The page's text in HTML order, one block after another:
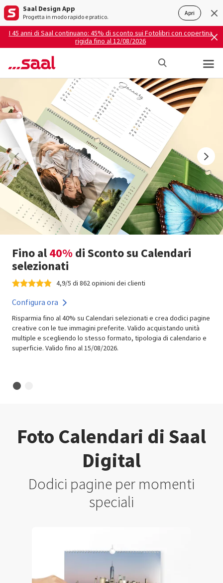
Saal Design App
Progetta in modo rapido e pratico. Apri
I 45 anni di Saal continuano: 45% di sconto sui Fotolibri con copertina
rigida fino al 12/08/2026
Fino al40%di Sconto su Calendari
selezionati
Configura ora
Risparmia fino al 40% su Calendari selezionati e crea dodici pagine
creative con le tue immagini preferite. Valido acquistando unità
multiple e scegliendo lo stesso formato, tipologia di calendario e
superficie. Valido fino al 15/08/2026.
4,9/5 di 862 opinioni dei clienti
Foto Calendari di Saal
Digital
Dodici pagine per momenti
speciali